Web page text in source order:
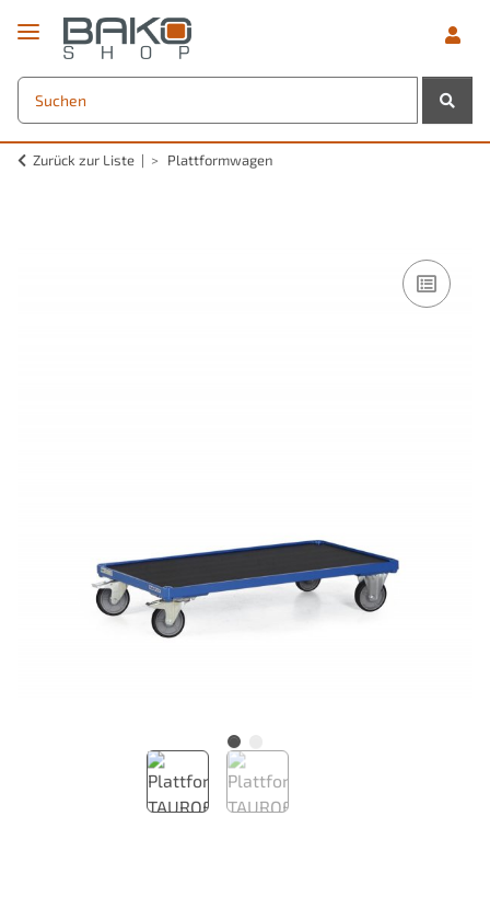
Zurück zur Liste Plattformwagen